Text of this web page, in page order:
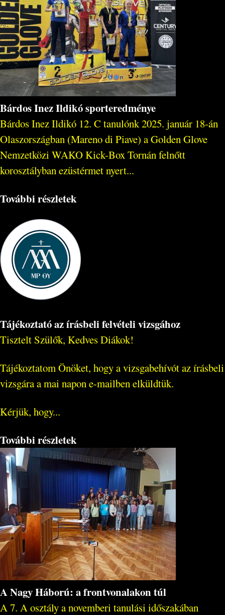
Bárdos Inez Ildikó sporteredménye
Bárdos Inez Ildikó 12. C tanulónk 2025. január 18-án
Olaszországban (Mareno di Piave) a Golden Glove
Nemzetközi WAKO Kick-Box Tornán felnőtt
korosztályban ezüstérmet nyert...
További részletek
Tájékoztató az írásbeli felvételi vizsgához
Tisztelt Szülők, Kedves Diákok!
Tájékoztatom Önöket, hogy a vizsgabehívót az írásbeli
vizsgára a mai napon e-mailben elküldtük.
Kérjük, hogy...
További részletek
A Nagy Háború: a frontvonalakon túl
A 7. A osztály a novemberi tanulási időszakában